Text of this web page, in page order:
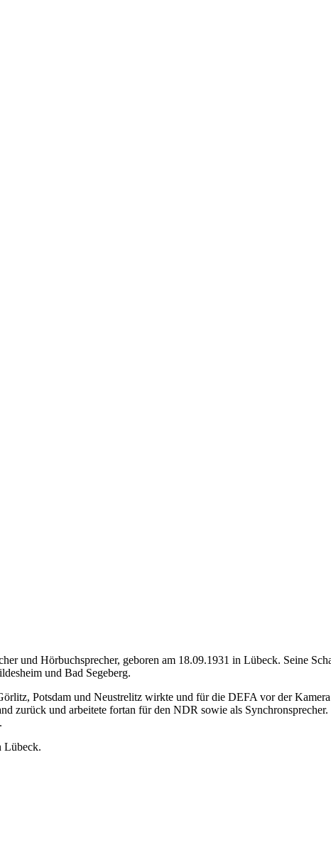
und Hörbuchsprecher, geboren am 18.09.1931 in Lübeck. Seine
und Bad Segeberg.
Potsdam und Neustrelitz wirkte und für die DEFA vor der
zurück und arbeitete fortan für den NDR sowie als
Lübeck.